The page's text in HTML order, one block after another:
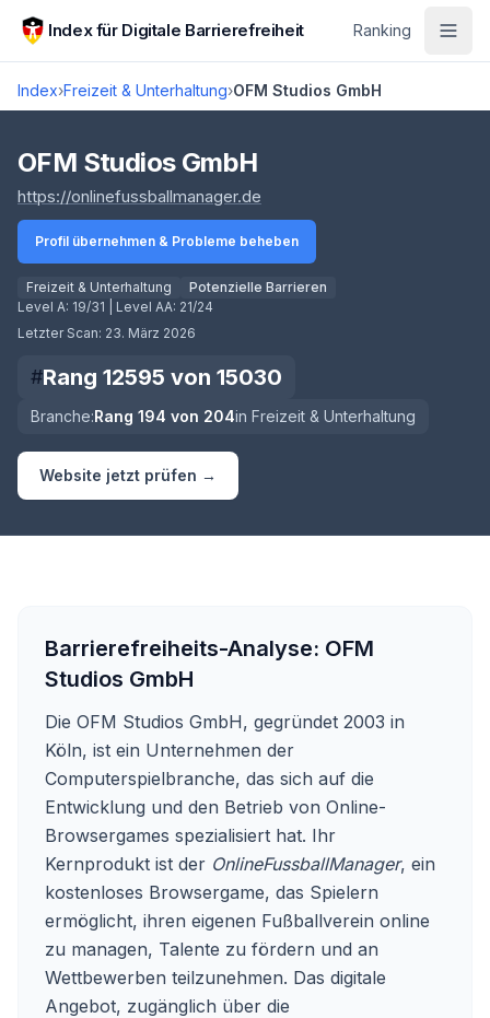
Zum Hauptinhalt springen
Index für Digitale Barrierefreiheit Ranking
Index›Freizeit & Unterhaltung›OFM Studios GmbH
Score lädt
OFM Studios GmbH
https://onlinefussballmanager.de
Profil übernehmen & Probleme beheben
Freizeit & Unterhaltung
Potenzielle Barrieren
Level A: 19/31 | Level AA: 21/24
Letzter Scan: 23. März 2026
#Rang 12595 von 15030
Branche:Rang 194 von 204in Freizeit & Unterhaltung
Website jetzt prüfen →
Barrierefreiheits-Analyse: OFM
Studios GmbH
Die OFM Studios GmbH, gegründet 2003 in
Köln, ist ein Unternehmen der
Computerspielbranche, das sich auf die
Entwicklung und den Betrieb von Online-
Browsergames spezialisiert hat. Ihr
Kernprodukt ist der OnlineFussballManager, ein
kostenloses Browsergame, das Spielern
ermöglicht, ihren eigenen Fußballverein online
zu managen, Talente zu fördern und an
Wettbewerben teilzunehmen. Das digitale
Angebot, zugänglich über die